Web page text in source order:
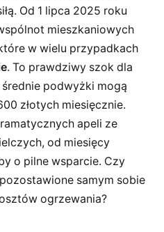
Od 1 lipca 2025 roku
mieszkaniowych
w wielu przypadkach
. To prawdziwy szok dla
podwyżki mogą
złotych miesięcznie.
apeli ze
od miesięcy
o pilne wsparcie. Czy
samym sobie
ogrzewania?